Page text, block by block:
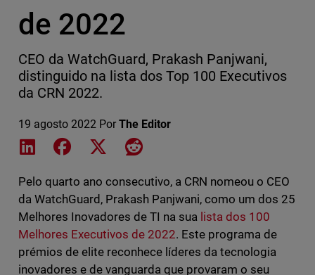
de 2022
CEO da WatchGuard, Prakash Panjwani,
distinguido na lista dos Top 100 Executivos
da CRN 2022.
19 agosto 2022 Por The Editor
Share on LinkedIn
Share on Facebook
Share on XShare on Reddit
Pelo quarto ano consecutivo, a CRN nomeou o CEO
da WatchGuard, Prakash Panjwani, como um dos 25
Melhores Inovadores de TI na sua lista dos 100
Melhores Executivos de 2022. Este programa de
prémios de elite reconhece líderes da tecnologia
inovadores e de vanguarda que provaram o seu